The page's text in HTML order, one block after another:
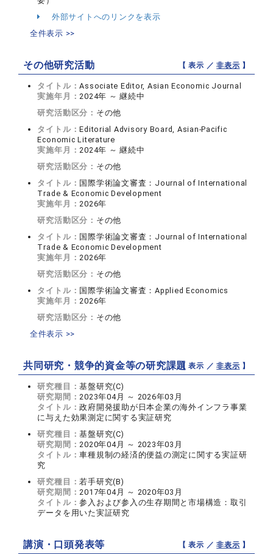
外部サイトへのリンクを表示
全件表示 >>
その他研究活動 【 表示 ／非表示 】
タイトル：Associate Editor, Asian Economic Journal
実施年月：2024年 ～ 継続中
研究活動区分： その他
タイトル：Editorial Advisory Board, Asian-Pacific
Economic Literature
実施年月：2024年 ～ 継続中
研究活動区分： その他
タイトル： 国際学術論文審査：Journal of International
Trade & Economic Development
実施年月：2026年
研究活動区分： その他
タイトル： 国際学術論文審査：Journal of International
Trade & Economic Development
実施年月：2026年
研究活動区分： その他
タイトル： 国際学術論文審査：Applied Economics
実施年月：2026年
研究活動区分： その他
全件表示 >>
共同研究・競争的資金等の研究課題【 表示 ／非表示 】
研究種目：基盤研究(C)
研究期間：2023年04月 ～ 2026年03月
タイトル：政府開発援助が日本企業の海外インフラ事業
に与えた効果測定に関する実証研究
研究種目：基盤研究(C)
研究期間：2020年04月 ～ 2023年03月
タイトル：車種規制の経済的便益の測定に関する実証研
究
研究種目：若手研究(B)
研究期間：2017年04月 ～ 2020年03月
タイトル：参入および参入の生存期間と市場構造：取引
データを用いた実証研究
講演・口頭発表等 【 表示 ／非表示 】